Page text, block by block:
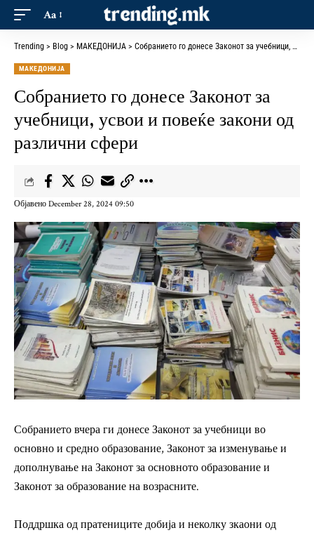
Aa
Trending > Blog > МАКЕДОНИЈА > Собранието го донесе Законот за учебници, усвои и повеќе закони од различни сфери
МАКЕДОНИЈА
Собранието го донесе Законот за
учебници, усвои и повеќе закони од
различни сфери
Објавено December 28, 2024 09:50
Собранието вчера ги донесе Законот за учебници во
основно и средно образование, Законот за изменување и
дополнување на Законот за основното образование и
Законот за образование на возрасните.
Поддршка од пратениците добија и неколку зкаони од